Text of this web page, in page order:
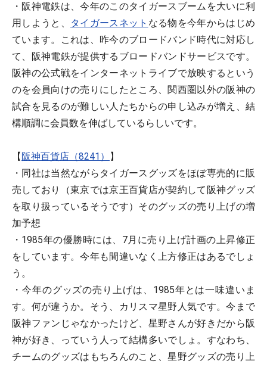
・阪神電鉄は、今年のこのタイガースブームを大いに利
用しようと、
タイガースネット なる物を今年からはじめ
ています。これは、昨今のブロードバンド時代に対応し
て、阪神電鉄が提供するブロードバンドサービスです。
阪神の公式戦をインターネットライブで放映するという
のを会員向けの売りにしたところ、関西圏以外の阪神の
試合を見るのが難しい人たちからの申し込みが増え、結
構順調に会員数を伸ばしているらしいです。
【阪神百貨店（8241）
】
・同社は当然ながらタイガースグッズをほぼ専売的に販
売しており（東京では京王百貨店が契約して阪神グッズ
を取り扱っているそうです）そのグッズの売り上げの増
加予想
・1985年の優勝時には、7月に売り上げ計画の上昇修正
をしています。今年も間違いなく上方修正はあるでしょ
う。
・今年のグッズの売り上げは、1985年とは一味違いま
す。何が違うか。そう、カリスマ星野人気です。今まで
阪神ファンじゃなかったけど、星野さんが好きだから阪
神が好き、っていう人って結構多いでしょ。すなわち、
チームのグッズはもちろんのこと、星野グッズの売り上